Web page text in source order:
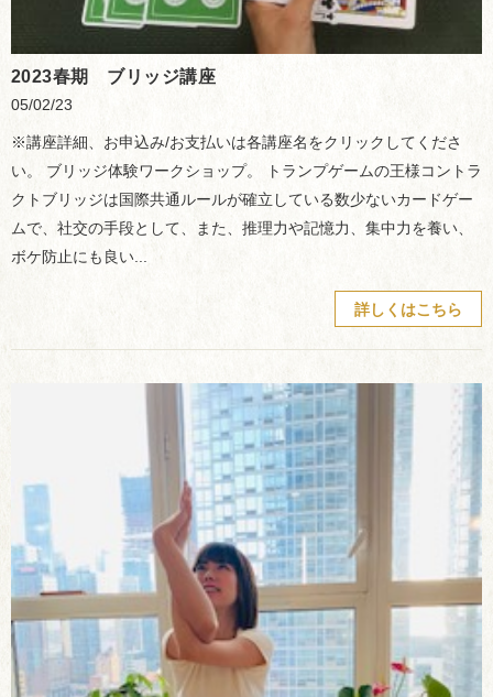
2023春期 ブリッジ講座
05/02/23
※講座詳細、お申込み/お支払いは各講座名をクリックしてくださ
い。 ブリッジ体験ワークショップ。 トランプゲームの王様コントラ
クトブリッジは国際共通ルールが確立している数少ないカードゲー
ムで、社交の手段として、また、推理力や記憶力、集中力を養い、
ボケ防止にも良い...
詳しくはこちら